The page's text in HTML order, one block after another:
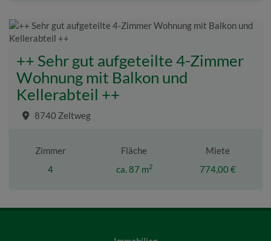
++ Sehr gut aufgeteilte 4-Zimmer
Wohnung mit Balkon und
Kellerabteil ++
8740 Zeltweg
Zimmer
4
Fläche
ca. 87 m2
Miete
774,00 €